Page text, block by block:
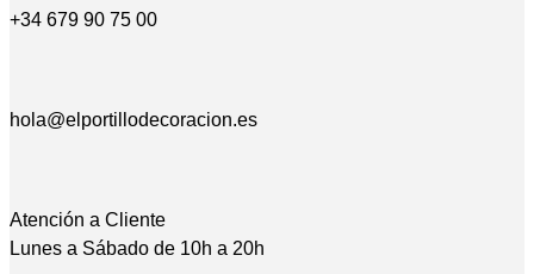
+34 679 90 75 00
hola@elportillodecoracion.es
Atención a Cliente
Lunes a Sábado de 10h a 20h